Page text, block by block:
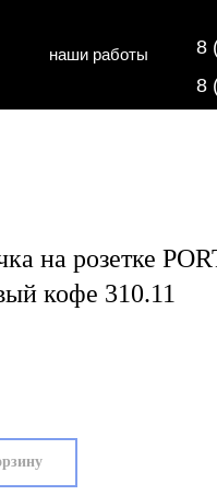
напольные 8
наши работы 8
на розетке
кофе 310.11